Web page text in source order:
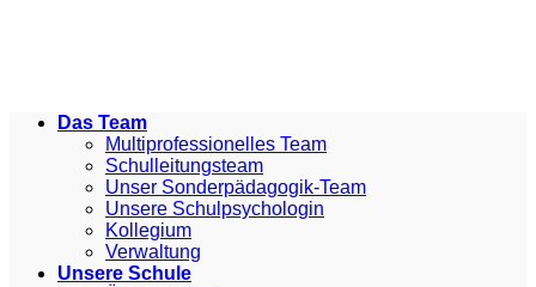
Das Team
Multiprofessionelles Team
Schulleitungsteam
Unser Sonderpädagogik-Team
Unsere Schulpsychologin
Kollegium
Verwaltung
Unsere Schule